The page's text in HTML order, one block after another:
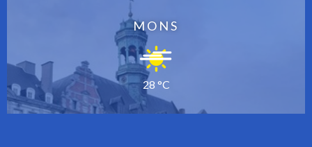
MONS
28 °C